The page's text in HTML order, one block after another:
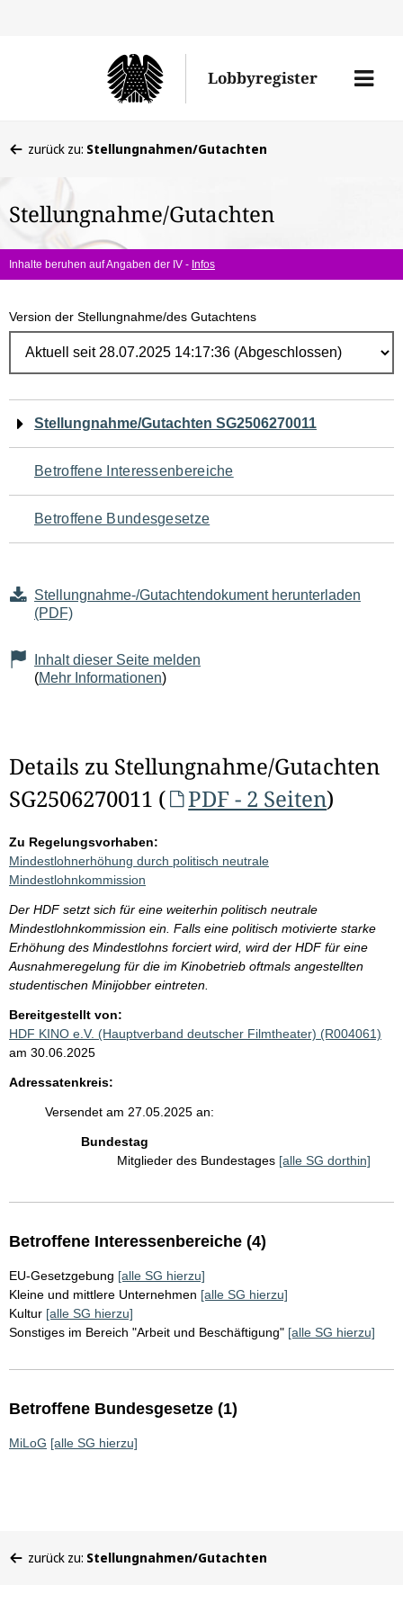
Lobbyregister
Menü
befinden
hier:
zurück zu: Stellungnahmen/Gutachten
Stellungnahme/Gutachten
Inhalte beruhen auf Angaben der IV - Infos
Version der Stellungnahme/des Gutachtens
Navigation
für
den
Seiteninhalt
Stellungnahme/Gutachten SG2506270011
Betroffene Interessenbereiche
Betroffene Bundesgesetze
Stellungnahme-/Gutachtendokument herunterladen
(PDF)
Inhalt dieser Seite melden
(Mehr Informationen)
Details zu Stellungnahme/Gutachten
SG2506270011 (
PDF - 2 Seiten)
Zu Regelungsvorhaben:
Mindestlohnerhöhung durch politisch neutrale
Mindestlohnkommission
Der HDF setzt sich für eine weiterhin politisch neutrale
Mindestlohnkommission ein. Falls eine politisch motivierte starke
Erhöhung des Mindestlohns forciert wird, wird der HDF für eine
Ausnahmeregelung für die im Kinobetrieb oftmals angestellten
studentischen Minijobber eintreten.
Bereitgestellt von:
HDF KINO e.V. (Hauptverband deutscher Filmtheater) (R004061)
am 30.06.2025
Adressatenkreis:
Versendet am 27.05.2025 an:
Bundestag
Mitglieder des Bundestages [alle SG dorthin]
Betroffene Interessenbereiche (4)
EU-Gesetzgebung [alle SG hierzu]
Kleine und mittlere Unternehmen [alle SG hierzu]
Kultur [alle SG hierzu]
Sonstiges im Bereich "Arbeit und Beschäftigung" [alle SG hierzu]
Betroffene Bundesgesetze (1)
MiLoG [alle SG hierzu]
befinden
zurück zu: Stellungnahmen/Gutachten